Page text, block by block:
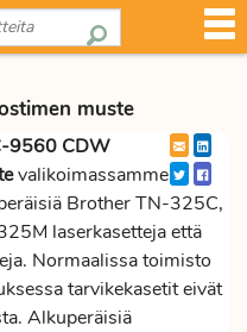
muste
9560 CDW
valikoimassamme
Brother TN-325C,
laserkasetteja että
Normaalissa toimisto
tarvikekasetit eivät
Alkuperäisiä